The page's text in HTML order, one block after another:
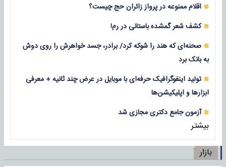
اقلام ممنوعه در پرواز زائران حج چیست؟
کشف شعر گمشده باستانی در رم!
صحنه‌ای که هند را شوکه کرد/ برادر، جسد خواهرش را روی دوش
به بانک برد
تولید اینفوگرافیک حرفه‌ای با موبایل در عرض چند ثانیه + معرفی
ابزارها و اپلیکیشن‌ها
آزمون جامع دکتری مجازی شد
بیشتر
بازار